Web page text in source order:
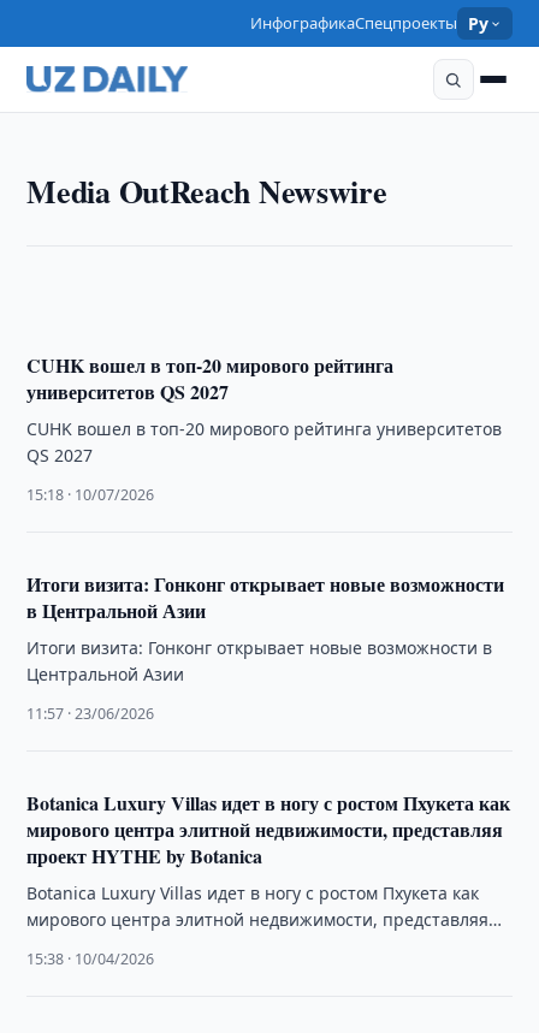
ИнфографикаСпецпроекты Ру
Media OutReach Newswire
Восточной Европе: в состав группы входит
Biofarm — лидер румынского рынка
CUHK вошел в топ-20 мирового рейтинга
университетов QS 2027
CUHK вошел в топ-20 мирового рейтинга университетов
QS 2027
15:18 · 10/07/2026
Итоги визита: Гонконг открывает новые возможности
в Центральной Азии
Итоги визита: Гонконг открывает новые возможности в
Центральной Азии
11:57 · 23/06/2026
Botanica Luxury Villas идет в ногу с ростом Пхукета как
мирового центра элитной недвижимости, представляя
проект HYTHE by Botanica
Botanica Luxury Villas идет в ногу с ростом Пхукета как
мирового центра элитной недвижимости, представляя
15:38 · 10/04/2026